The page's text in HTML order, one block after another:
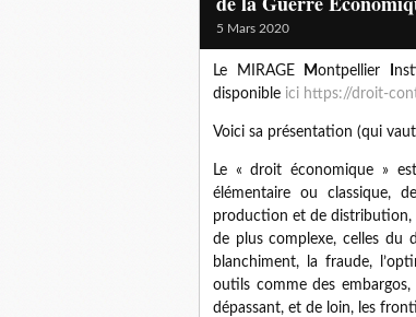
5 Mars 2020
Le MIRAGE Montpellier
disponible ici https://droit-
Voici sa présentation (qui
Le « droit économique »
élémentaire ou classique,
production et de distribution,
de plus complexe, celles du
blanchiment, la fraude,
outils comme des
dépassant, et de loin, les